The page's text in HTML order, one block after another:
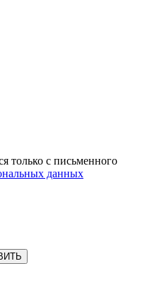
только с письменного
данных